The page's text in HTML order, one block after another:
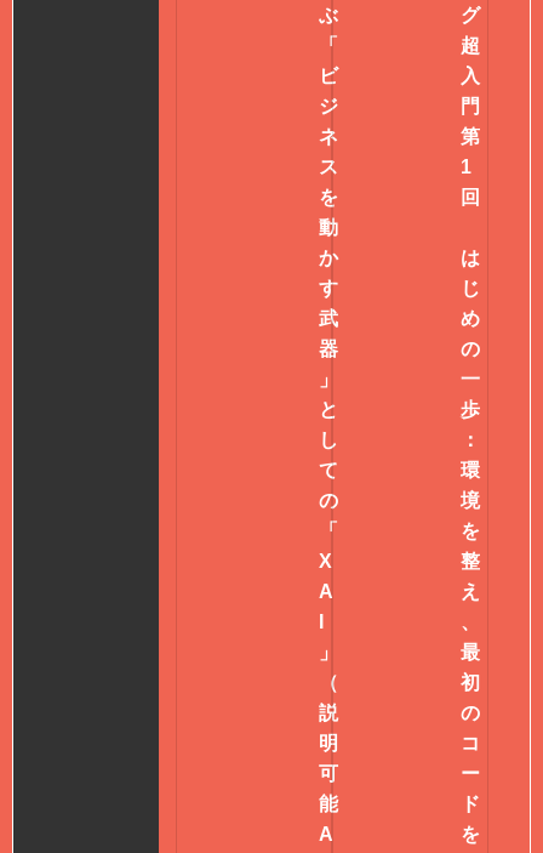
ぶ
「
ビ
ジ
ネ
ス
を
動
か
す
武
器
」
と
し
て
の
「
X
A
」
（
説
明
可
能
A
グ
超
入
門
第
1
回
は
じ
め
の
一
歩
：
環
境
を
整
え
、
最
初
の
コ
ー
ド
を